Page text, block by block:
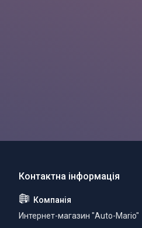
Интернет-магазин "Auto-Mario"